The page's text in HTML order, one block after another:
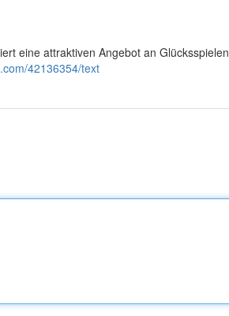
eine attraktiven Angebot an Glücksspielen
42136354/text